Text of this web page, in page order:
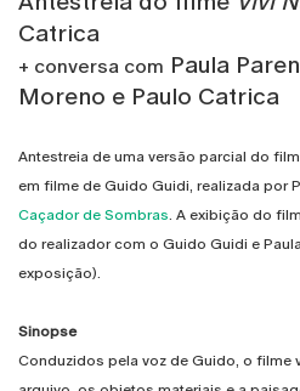
Catrica
+ conversa com Paula
Moreno e Paulo Catrica
Antestreia de uma versão parcial do
em filme de Guido Guidi, realizada por
Caçador de Sombras. A exibição do
do realizador com o Guido Guidi e
exposição).
Sinopse
Conduzidos pela voz de Guido, o filme